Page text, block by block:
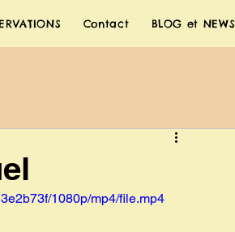
Contact BLOG et NEWS
1080p/mp4/file.mp4